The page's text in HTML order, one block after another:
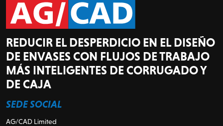
REDUCIR EL DESPERDICIO EN EL DISEÑO
DE ENVASES CON FLUJOS DE TRABAJO
MÁS INTELIGENTES DE CORRUGADO Y
DE CAJA
SEDE SOCIAL
AG/CAD Limited